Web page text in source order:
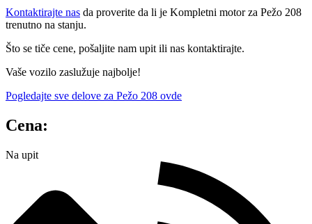
Kontaktirajte nas da proverite da li je Kompletni motor za Pežo 208
trenutno na stanju.
Što se tiče cene, pošaljite nam upit ili nas kontaktirajte.
Vaše vozilo zaslužuje najbolje!
Pogledajte sve delove za Pežo 208 ovde
Cena:
Na upit